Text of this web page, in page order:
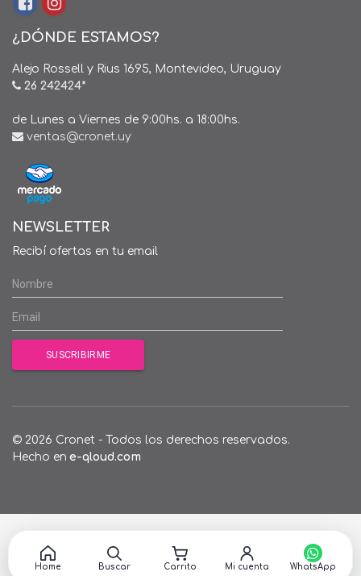
¿DÓNDE ESTAMOS?
Alejo Rossell y Rius 1695, Montevideo, Uruguay
26 242424*
de Lunes a Viernes de 9:00hs. a 18:00hs.
ventas@cronet.uy
NEWSLETTER
Recibí ofertas en tu email
© 2026 Cronet - Todos los derechos reservados.
Hecho en e-qloud.com
Home Buscar Carrito Mi cuenta